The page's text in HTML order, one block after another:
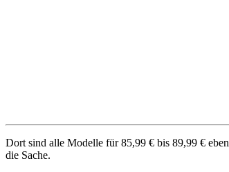
Dort sind alle Modelle für 85,99 € bis 89,99 €
die Sache.